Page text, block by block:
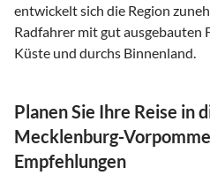
entwickelt sich die Region
Radfahrer mit gut ausgebauten
Küste und durchs Binnenland.
Planen Sie Ihre Reise in
Mecklenburg-
Empfehlungen